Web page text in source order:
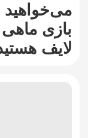
می‌خواهید
بازی
لایف